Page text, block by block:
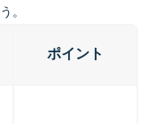
。
ポイント